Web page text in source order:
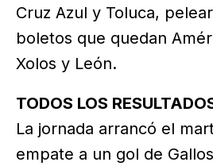
Cruz Azul y Toluca,
boletos que quedan
Xolos y León.
TODOS LOS
La jornada arrancó el
empate a un gol de